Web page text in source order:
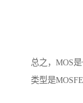
总之，MOS
类型是